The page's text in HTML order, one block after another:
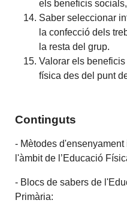
els beneficis
Saber seleccionar
la confecció dels
la resta del grup.
Valorar els
física des del punt
Continguts
- Mètodes
l'àmbit de l’Educació
- Blocs de sabers de
Primària: